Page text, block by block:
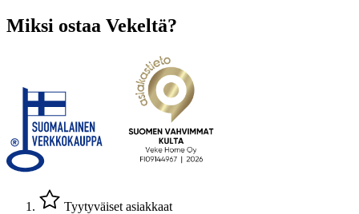
Miksi ostaa Vekeltä?
Tyytyväiset asiakkaat